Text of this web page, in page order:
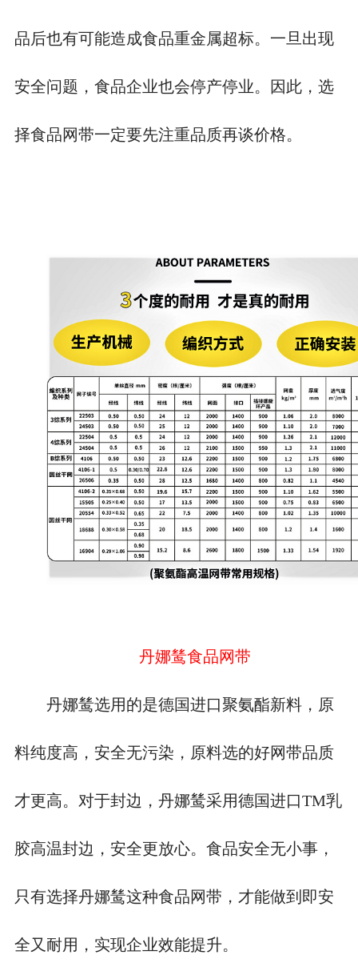
品后也有可能造成食品重金属超标。一旦出现
安全问题，食品企业也会停产停业。因此，选
择食品网带一定要先注重品质再谈价格。
丹娜鸶食品网带
丹娜鸶选用的是德国进口聚氨酯新料，原
料纯度高，安全无污染，原料选的好网带品质
才更高。对于封边，丹娜鸶采用德国进口TM乳
胶高温封边，安全更放心。食品安全无小事，
只有选择丹娜鸶这种食品网带，才能做到即安
全又耐用，实现企业效能提升。